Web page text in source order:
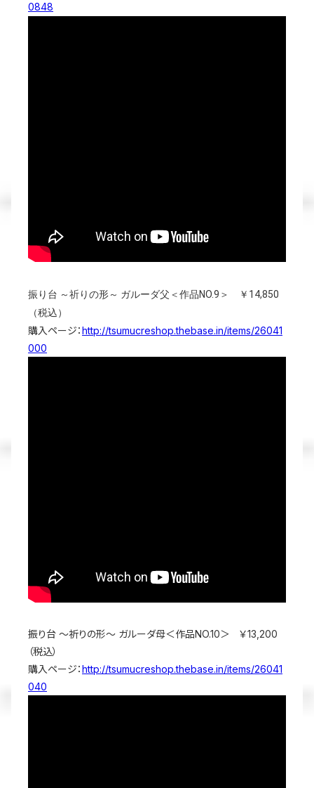
0848
振り台 ～祈りの形～ ガルーダ父＜作品NO.9＞ ￥14,850
（税込）
購入ページ：http://tsumucreshop.thebase.in/items/26041
000
振り台 ～祈りの形～ ガルーダ母＜作品NO.10＞ ￥13,200
（税込）
購入ページ：http://tsumucreshop.thebase.in/items/26041
040